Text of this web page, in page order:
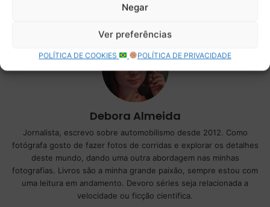
Negar
Ver preferências
POLÍTICA DE COOKIES POLÍTICA DE PRIVACIDADE
Debora Almeida
Jornalista, escrevo sobre automobilismo desde 2012. Como
fotógrafa gosto de fazer fotos de corridas e explorar os detalhes
deste mundo, dando uma outra abordagem nas minhas
fotografias. Livros são a minha grande paixão, sempre estou com
uma leitura em andamento. Devoro séries seja relacionada a
velocidade ou ficção cientifica.